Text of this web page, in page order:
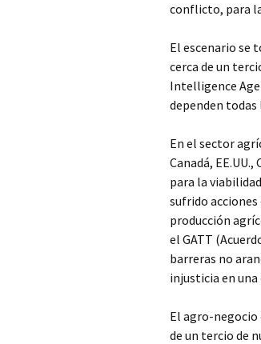
conflicto, para
El escenario se
cerca de un
Intelligence
dependen
En el sector
Canadá,
para la
sufrido
producción
el GATT
barreras no
injusticia en
El agro-negocio
de un tercio de